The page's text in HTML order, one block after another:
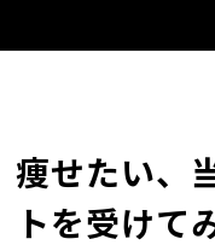
痩せたい、
トを受けて